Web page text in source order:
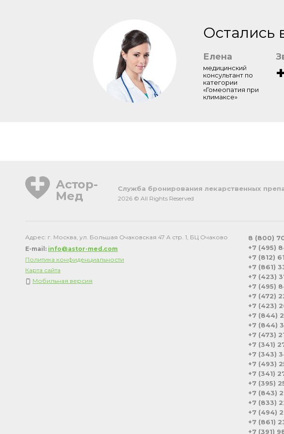
Остались
Елена
медицинский
консультант по
категории
«Гомеопатия при
климаксе»
Астор-
Мед
Cлужба бронирования лекарственных
2026 © All Rights Reserved
Адрес: г. Москва, ул. Большая Очаковская 47 А стр. 1, БЦ Очаково
E-mail: info@astor-med.com
Политика конфиденциальности
Карта сайта
Мобильная версия
8 (800)
+7 (495)
+7 (812)
+7 (861)
+7 (423)
+7 (495)
+7 (472)
+7 (423)
+7 (844)
+7 (844)
+7 (473)
+7 (341)
+7 (343)
+7 (493)
+7 (341)
+7 (395)
+7 (843)
+7 (833)
+7 (494)
+7 (861)
+7 (391)